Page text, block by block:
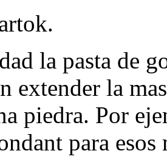
la pasta de
extender la
piedra. Por
para